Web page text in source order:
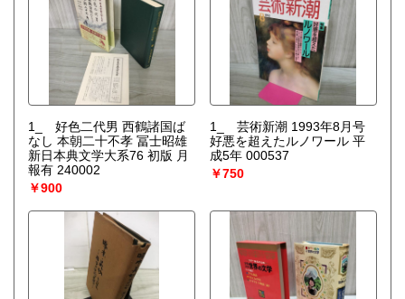
1_ 好色二代男 西鶴諸国ば
なし 本朝二十不孝 冨士昭雄
新日本典文学大系76 初版 月
報有 240002
￥900
1_ 芸術新潮 1993年8月号
好悪を超えたルノワール 平
成5年 000537
￥750